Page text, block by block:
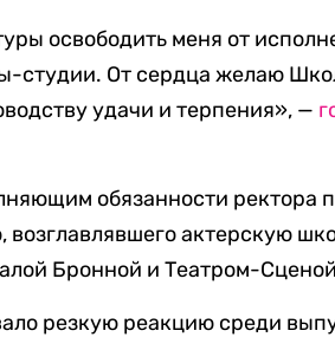
освободить меня от
студии. От сердца желаю
удачи и терпения», —
обязанности ректора
возглавлявшего актерскую
Бронной и Театром-
резкую реакцию среди